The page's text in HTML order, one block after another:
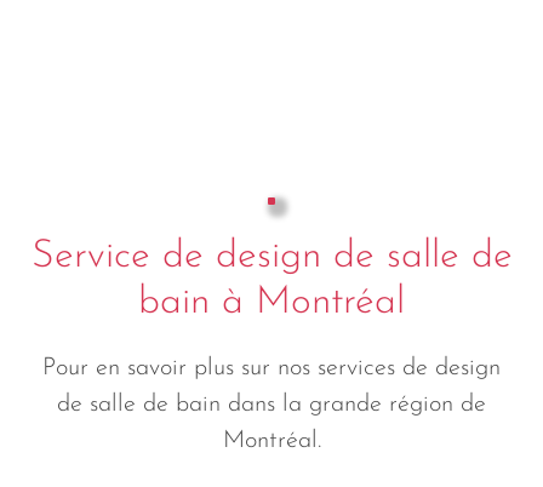
Service de design de salle de
bain à Montréal
Pour en savoir plus sur nos services de design
de salle de bain dans la grande région de
Montréal.